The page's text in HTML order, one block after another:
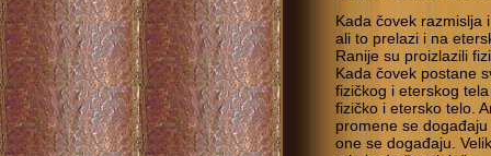
Kada čovek razmislja
ali to prelazi i na
Ranije su proizlazili
Kada čovek postane
fizičkog i eterskog
fizičko i etersko telo.
promene se
one se događaju.